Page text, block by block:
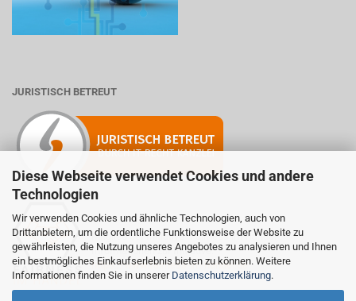
Diese Webseite verwendet Cookies und andere
Technologien
Wir verwenden Cookies und ähnliche Technologien, auch von
Drittanbietern, um die ordentliche Funktionsweise der Website zu
gewährleisten, die Nutzung unseres Angebotes zu analysieren und Ihnen
ein bestmögliches Einkaufserlebnis bieten zu können. Weitere
Informationen finden Sie in unserer Datenschutzerklärung.
JURISTISCH BETREUT
Mitglied der Initiative "Fairness im Handel".
Informationen zur Initiative:
https://www.fairness-im-handel.de